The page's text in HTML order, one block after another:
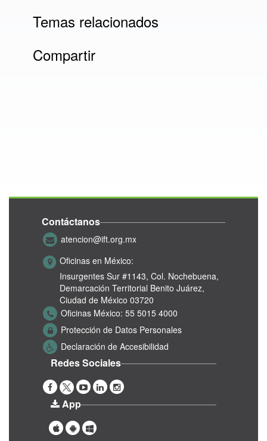
Temas relacionados
Compartir
Contáctanos
atencion@ift.org.mx
Oficinas en México:
Insurgentes Sur #1143, Col. Nochebuena,
Demarcación Territorial Benito Juárez,
Ciudad de México 03720
Oficinas México: 55 5015 4000
Protección de Datos Personales
Declaración de Accesibilidad
Redes Sociales
App